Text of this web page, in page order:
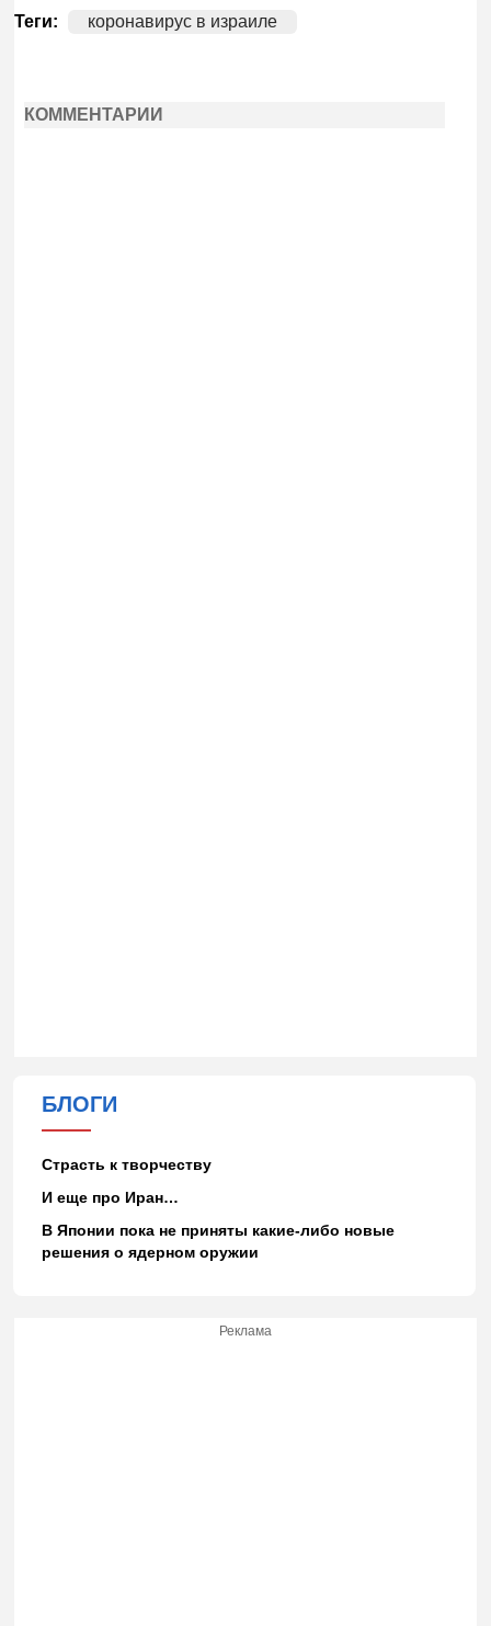
Теги: коронавирус в израиле
КОММЕНТАРИИ
БЛОГИ
Страсть к творчеству
И еще про Иран…
В Японии пока не приняты какие-либо новые
решения о ядерном оружии
Реклама